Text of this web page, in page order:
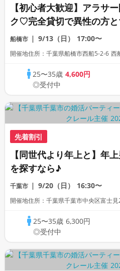
【初心者大歓迎】アラサ
ク♡完全貸切で異性の方と
ます♡連絡先交換自由♡
船橋市 9/13（日） 17:00〜
開催地住所：千葉県船橋市西船5-2-6 西
25〜35歳4,600円
◎受付中
先着割引
【同世代より年上と】年
を探すなら♪
千葉市 9/20（日） 16:30〜
開催地住所：千葉県千葉市中央区富士
25〜35歳 6,300円
◎受付中